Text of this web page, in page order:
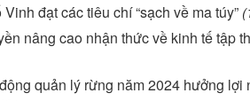
đạt các tiêu chí “sạch về ma túy”
nâng cao nhận thức về kinh tế tập
quản lý rừng năm 2024 hưởng